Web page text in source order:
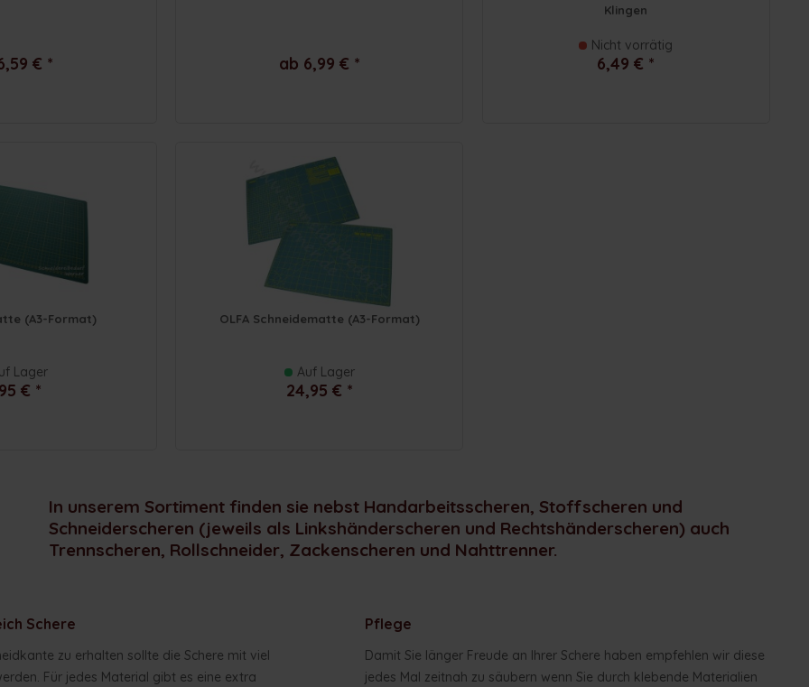
€ * ab 6,99 € *
Klingen
Nicht vorrätig
6,49 € *
(A3-Format)
Lager
€ *
OLFA Schneidematte (A3-Format)
Auf Lager
24,95 € *
In unserem Sortiment finden sie nebst Handarbeitsscheren, Stoffscheren und
Schneiderscheren (jeweils als Linkshänderscheren und Rechtshänderscheren) auch
Trennscheren, Rollschneider, Zackenscheren und Nahttrenner.
Schere
zu erhalten sollte die Schere mit viel
Für jedes Material gibt es eine extra
Pflege
Damit Sie länger Freude an Ihrer Schere haben empfehlen wir diese
jedes Mal zeitnah zu säubern wenn Sie durch klebende Materialien